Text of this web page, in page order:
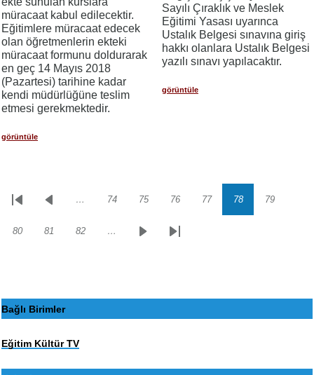
müracaat kabul edilecektir.
Eğitimlere müracaat edecek
olan öğretmenlerin ekteki
müracaat formunu doldurarak
en geç 14 Mayıs 2018
(Pazartesi) tarihine kadar
kendi müdürlüğüne teslim
etmesi gerekmektedir.
görüntüle
Sayılı Çıraklık ve Meslek
Eğitimi Yasası uyarınca
Ustalık Belgesi sınavına giriş
hakkı olanlara Ustalık Belgesi
yazılı sınavı yapılacaktır.
görüntüle
Sayfalama
İlk
Önceki… Sayfa
74 Sayfa
75 Sayfa
76 Sayfa
77 Sayfa
78 Sayfa
79
Sayfa
80 Sayfa
81 Sayfa
82 …
SonrakiSon
Bağlı Birimler
Eğitim Kültür TV